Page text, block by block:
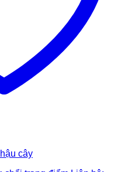
cây